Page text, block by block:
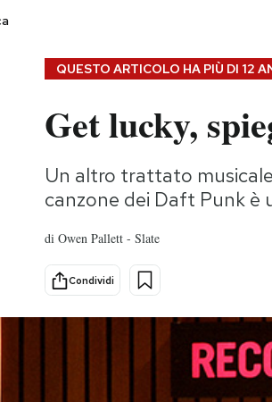
Consumismi
QUESTO ARTICOLO HA PIÙ DI 12
Get lucky,
Un altro trattato
canzone dei Daft Punk è
di Owen Pallett - Slate
Condividi